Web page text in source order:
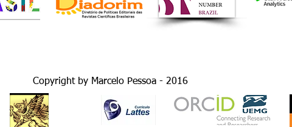
Copyright by Marcelo Pessoa - 2016